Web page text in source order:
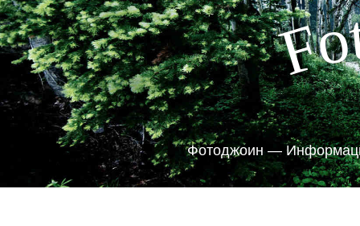
Fo
Фотоджоин —